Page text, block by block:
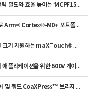
[보도자료] 마이크로칩, AI 데이터센터 전력 밀도와 효율 높이는 ‘MCPF1525 파워 모듈’ 출시
[보도자료] PIC32CM PL10 MCU 출시로 Arm® Cortex®-M0+ 포트폴리오 확장
[보도자료] 마이크로칩, 더욱 폭넓은 화면 크기 지원하는 maXTouch® M1 터치스크린 컨트롤러 제품군 확장
[보도자료] 마이크로칩, 고전압 전력 관리 애플리케이션을 위한 600V 게이트 드라이버 제품군 출시
보도자료]마이크로칩, 새로운 SDI IP 코어 및 쿼드 CoaXPress™ 브리지 키트로 PolarFire® FPGA 스마트 임베디드 비디오 에코시스템 확장